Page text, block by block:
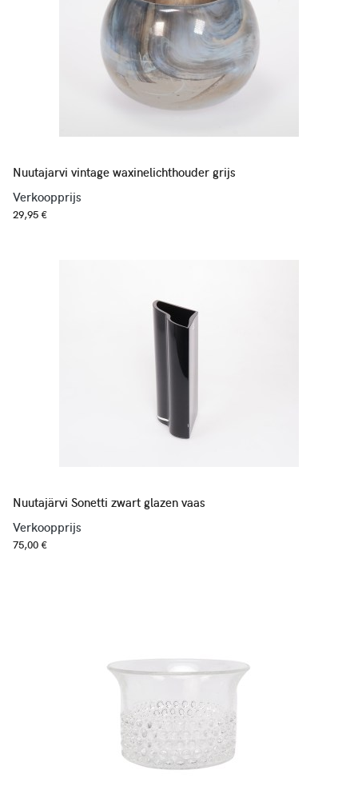
Nuutajarvi vintage waxinelichthouder grijs
Verkoopprijs
29,95 €
Nuutajärvi Sonetti zwart glazen vaas
Verkoopprijs
75,00 €